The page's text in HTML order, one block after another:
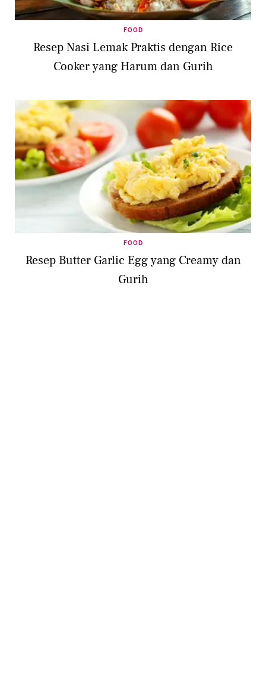
FOOD
Resep Nasi Lemak Praktis dengan Rice
Cooker yang Harum dan Gurih
FOOD
Resep Butter Garlic Egg yang Creamy dan
Gurih